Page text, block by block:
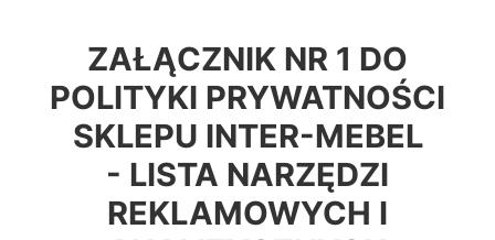
ZAŁĄCZNIK NR 1 DO
POLITYKI PRYWATNOŚCI
SKLEPU INTER-MEBEL
- LISTA NARZĘDZI
REKLAMOWYCH I